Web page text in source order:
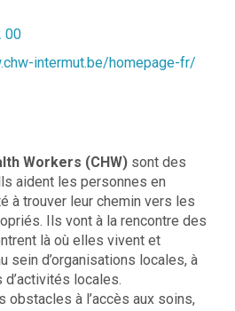
00
intermut.be/homepage-fr/
Workers (CHW) sont des
aident les personnes en
à trouver leur chemin vers les
Ils vont à la rencontre des
là où elles vivent et
sein d’organisations locales, à
locales.
obstacles à l’accès aux soins,